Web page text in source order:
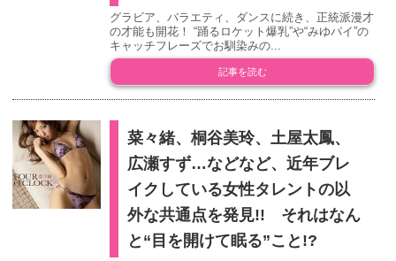
グラビア、バラエティ、ダンスに続き、正統派漫才
の才能も開花！ “踊るロケット爆乳”や“みゆパイ”の
キャッチフレーズでお馴染みの...
記事を読む
菜々緒、桐谷美玲、土屋太鳳、
広瀬すず…などなど、近年ブレ
イクしている女性タレントの以
外な共通点を発見!! それはなん
と“目を開けて眠る”こと!?